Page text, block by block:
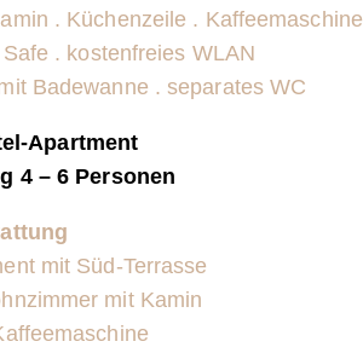
. Küchenzeile . Kaffeemaschine
. kostenfreies WLAN
Badewanne . separates WC
Apartment
4 – 6 Personen
mit Süd-Terrasse
mit Kamin